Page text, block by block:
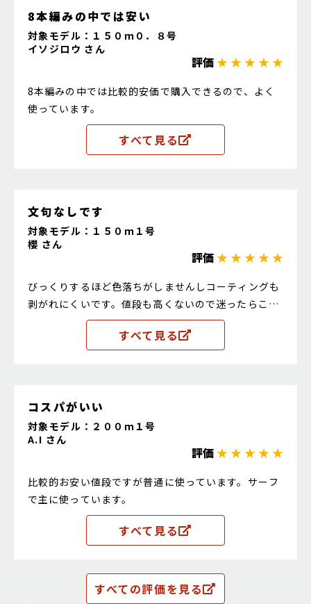
8本編みの中では安い
対象モデル：１５０ｍ０．８号
イソジロウ さん
評価★ ★ ★ ★ ★
8本編みの中では比較的安価で購入できるので、よく
使っています。
すべて見る
文句なしです
対象モデル：１５０ｍ１号
櫻 さん
評価★ ★ ★ ★ ★
びっくりするほど色落ちがしませんしコーティングも
剥がれにくいです。値段も高くないので迷ったらこれ
すべて見る
コスパがいい
対象モデル：２００ｍ１号
A.I さん
評価★ ★ ★ ★ ★
比較的お安い値段ですが普通に使っています。サーフ
で主に使っています。
すべて見る
すべての評価を見る